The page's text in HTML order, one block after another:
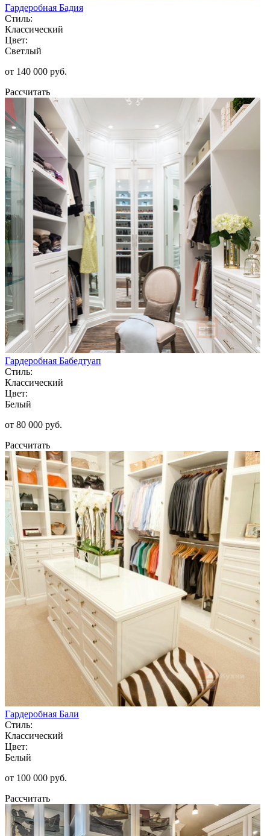
Гардеробная Бадия
Стиль:
Классический
Цвет:
Светлый
от 140 000 руб.
Рассчитать
Гардеробная Бабедтуап
Стиль:
Классический
Цвет:
Белый
от 80 000 руб.
Рассчитать
Гардеробная Бали
Стиль:
Классический
Цвет:
Белый
от 100 000 руб.
Рассчитать